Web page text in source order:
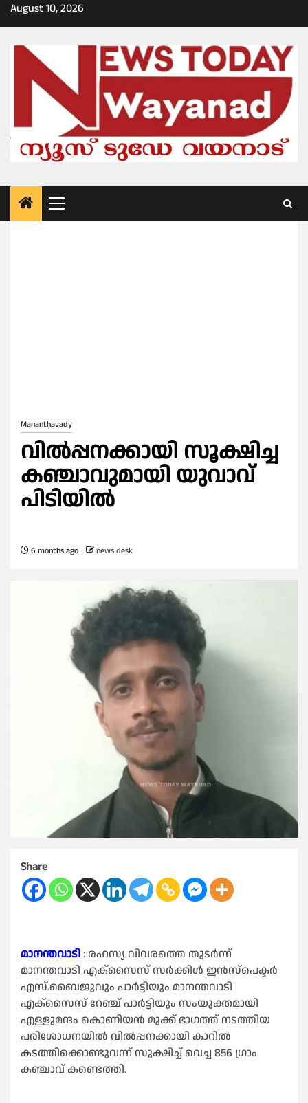
Skip
to
August 10, 2026
Primary
Menu
Mananthavady
വിൽപ്പനക്കായി സൂക്ഷിച്ച
കഞ്ചാവുമായി യുവാവ്
പിടിയിൽ
6 months ago news desk
Share
മാനന്തവാടി: രഹസ്യ വിവരത്തെ തുടർന്ന്
മാനന്തവാടി എക്‌സൈസ് സർക്കിൾ ഇൻസ്‌പെക്ടർ
എസ്.ബൈജുവും പാർട്ടിയും മാനന്തവാടി
എക്‌സൈസ് റേഞ്ച് പാർട്ടിയും സംയുക്തമായി
എള്ളുമന്ദം കൊണിയൻ മുക്ക് ഭാഗത്ത് നടത്തിയ
പരിശോധനയിൽ വിൽപ്പനക്കായി കാറിൽ
കടത്തിക്കൊണ്ടുവന്ന് സൂക്ഷിച്ച് വെച്ച 856 ഗ്രാം
കഞ്ചാവ് കണ്ടെത്തി.